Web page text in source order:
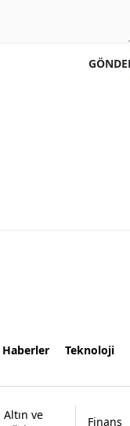
Haberler Teknoloji
Altın ve
Finans